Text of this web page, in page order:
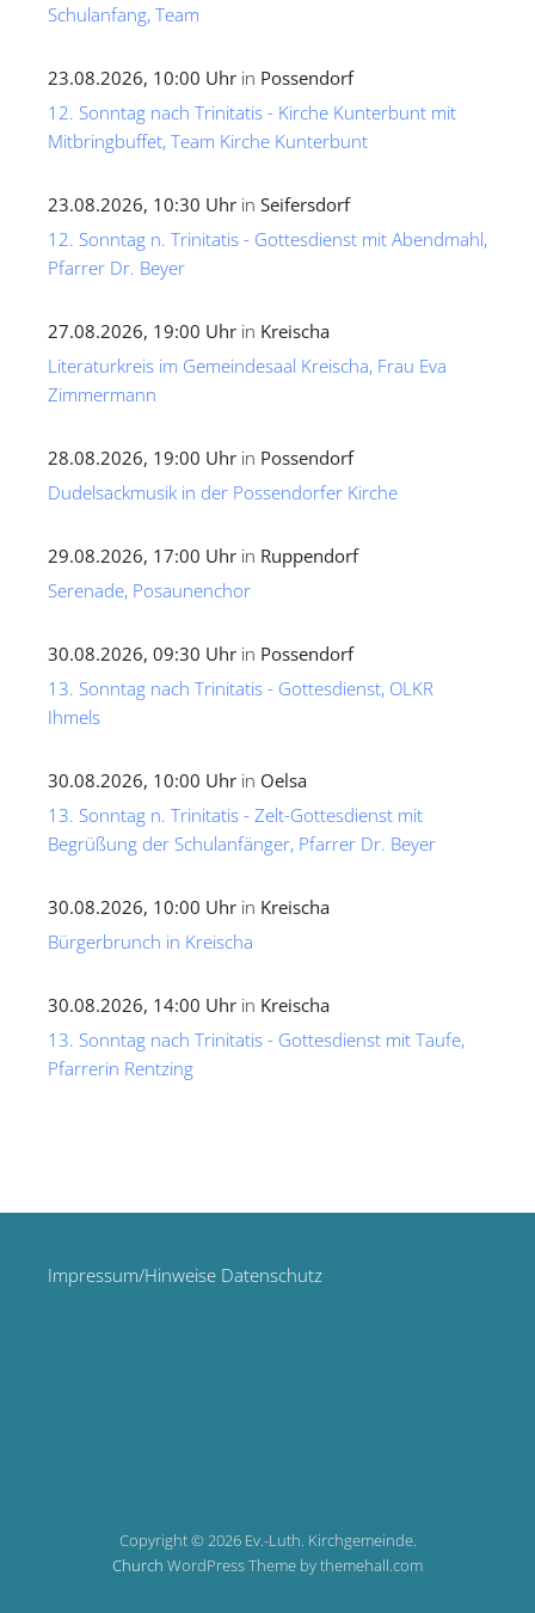
Schulanfang, Team
23.08.2026, 10:00 Uhr in Possendorf
12. Sonntag nach Trinitatis - Kirche Kunterbunt mit
Mitbringbuffet, Team Kirche Kunterbunt
23.08.2026, 10:30 Uhr in Seifersdorf
12. Sonntag n. Trinitatis - Gottesdienst mit Abendmahl,
Pfarrer Dr. Beyer
27.08.2026, 19:00 Uhr in Kreischa
Literaturkreis im Gemeindesaal Kreischa, Frau Eva
Zimmermann
28.08.2026, 19:00 Uhr in Possendorf
Dudelsackmusik in der Possendorfer Kirche
29.08.2026, 17:00 Uhr in Ruppendorf
Serenade, Posaunenchor
30.08.2026, 09:30 Uhr in Possendorf
13. Sonntag nach Trinitatis - Gottesdienst, OLKR
Ihmels
30.08.2026, 10:00 Uhr in Oelsa
13. Sonntag n. Trinitatis - Zelt-Gottesdienst mit
Begrüßung der Schulanfänger, Pfarrer Dr. Beyer
30.08.2026, 10:00 Uhr in Kreischa
Bürgerbrunch in Kreischa
30.08.2026, 14:00 Uhr in Kreischa
13. Sonntag nach Trinitatis - Gottesdienst mit Taufe,
Pfarrerin Rentzing
Impressum/Hinweise Datenschutz
Copyright © 2026 Ev.-Luth. Kirchgemeinde.
Church WordPress Theme by themehall.com